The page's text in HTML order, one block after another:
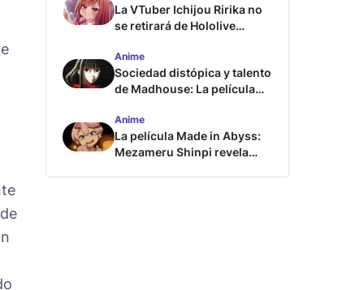
La VTuber Ichijou Ririka no
se retirará de Hololive
Anime
Sociedad distópica y talento
de Madhouse: La película
tráiler
Anime
La película Made in Abyss:
Mezameru Shinpi revela